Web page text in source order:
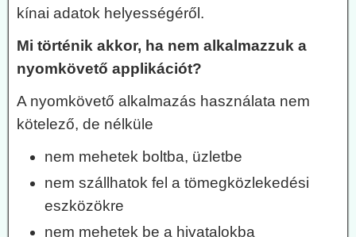
kínai adatok helyességéről.
Mi történik akkor, ha nem alkalmazzuk a
nyomkövető applikációt?
A nyomkövető alkalmazás használata nem
kötelező, de nélküle
nem mehetek boltba, üzletbe
nem szállhatok fel a tömegközlekedési
eszközökre
nem mehetek be a hivatalokba